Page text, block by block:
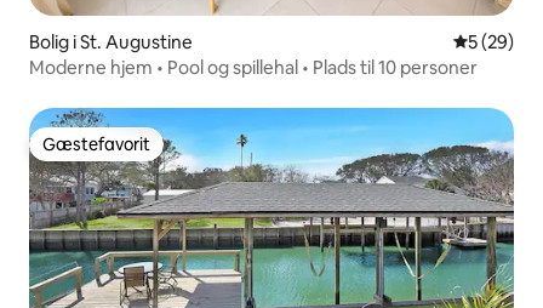
Bolig i St. Augustine 5 ud af 5 i
5 (29)
Moderne hjem • Pool og spillehal • Plads til 10 personer
Gæstefavorit
Gæstefavorit